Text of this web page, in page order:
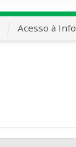
Acesso à